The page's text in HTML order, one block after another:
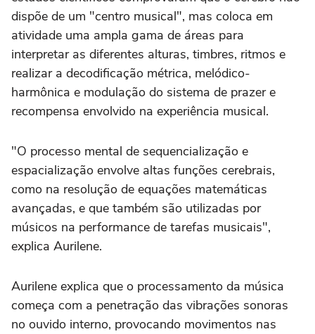
dispõe de um "centro musical", mas coloca em
atividade uma ampla gama de áreas para
interpretar as diferentes alturas, timbres, ritmos e
realizar a decodificação métrica, melódico-
harmônica e modulação do sistema de prazer e
recompensa envolvido na experiência musical.
"O processo mental de sequencialização e
espacialização envolve altas funções cerebrais,
como na resolução de equações matemáticas
avançadas, e que também são utilizadas por
músicos na performance de tarefas musicais",
explica Aurilene.
Aurilene explica que o processamento da música
começa com a penetração das vibrações sonoras
no ouvido interno, provocando movimentos nas